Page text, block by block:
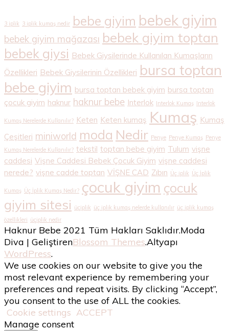
3 iplik 3 iplik kumaş nedir bebe giyim bebek giyim
bebek giyim mağazası bebek giyim toptan
bebek giysi Bebek Giysilerinde Kullanılan Kumaşların
Özellikleri Bebek Giysilerinin Özellikleri bursa toptan
bebe giyim bursa toptan bebek giyim bursa toptan
çocuk giyim haknur haknur bebe Interlok Interlok Kumaş Interlok
Kumaş Nerelerde Kullanılır? Keten Keten kumaş Kumaş Kumaş
Çeşitleri miniworld moda Nedir Penye Penye Kumaş Penye
Kumaş Nerelerde Kullanılır? tekstil toptan bebe giyim Tulum vişne
caddesi Vişne Caddesi Bebek Çocuk Giyim vişne caddesi
nerede? vişne cadde toptan VİŞNE CAD Zıbın Üç iplik Üç İplik
Kumaş Üç İplik Kumaş Nedir? çocuk giyim çocuk
giyim sitesi üçiplik üç iplik kumaş nelerde kullanılır üç iplik kumaş
özellikleri üçiplik nedir
Haknur Bebe 2021 Tüm Hakları Saklıdır.Moda
Diva | GeliştirenBlossom Themes.Altyapı
WordPress.
We use cookies on our website to give you the
most relevant experience by remembering your
preferences and repeat visits. By clicking “Accept”,
you consent to the use of ALL the cookies.
Cookie settings ACCEPT
Manage consent